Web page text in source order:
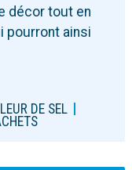
décor tout en
pourront ainsi
DE SEL